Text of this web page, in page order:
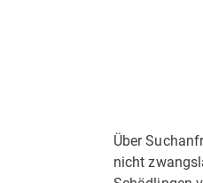
Über
nicht